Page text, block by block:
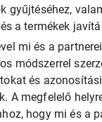
gyűjtéséhez,
a termékek
mi és a
módszerrel
és
A megfelelő
hogy mi és a